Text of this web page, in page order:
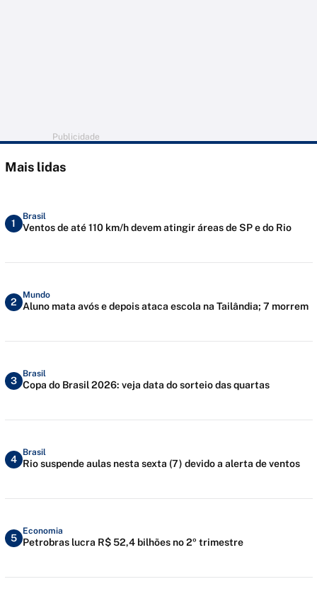
Publicidade
Mais lidas
1
Brasil
Ventos de até 110 km/h devem atingir áreas de SP e do Rio
2
Mundo
Aluno mata avós e depois ataca escola na Tailândia; 7 morrem
3
Brasil
Copa do Brasil 2026: veja data do sorteio das quartas
4
Brasil
Rio suspende aulas nesta sexta (7) devido a alerta de ventos
5
Economia
Petrobras lucra R$ 52,4 bilhões no 2º trimestre